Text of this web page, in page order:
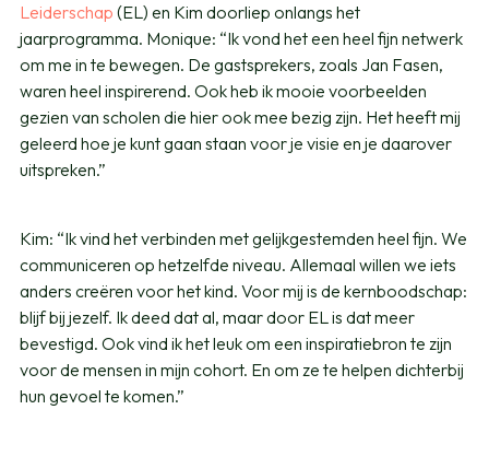
Leiderschap (EL) en Kim doorliep onlangs het
jaarprogramma. Monique: “Ik vond het een heel fijn netwerk
om me in te bewegen. De gastsprekers, zoals Jan Fasen,
waren heel inspirerend. Ook heb ik mooie voorbeelden
gezien van scholen die hier ook mee bezig zijn. Het heeft mij
geleerd hoe je kunt gaan staan voor je visie en je daarover
uitspreken.”
Kim: “Ik vind het verbinden met gelijkgestemden heel fijn. We
communiceren op hetzelfde niveau. Allemaal willen we iets
anders creëren voor het kind. Voor mij is de kernboodschap:
blijf bij jezelf. Ik deed dat al, maar door EL is dat meer
bevestigd. Ook vind ik het leuk om een inspiratiebron te zijn
voor de mensen in mijn cohort. En om ze te helpen dichterbij
hun gevoel te komen.”